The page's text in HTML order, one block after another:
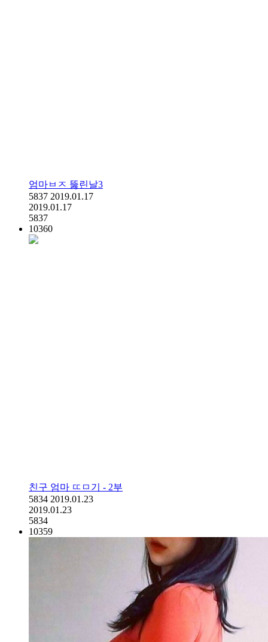
엄마ㅂㅈ 뚫린날3
5837 2019.01.17
2019.01.17
5837
10360
친구 엄마 ㄸㅁ기 - 2부
5834 2019.01.23
2019.01.23
5834
10359